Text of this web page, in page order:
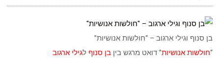
בן סנוף וגילי ארגוב – “חולשות אנושיות”
“חולשות אנושיות” דואט מרגש בין בן סנוף לגילי ארגוב